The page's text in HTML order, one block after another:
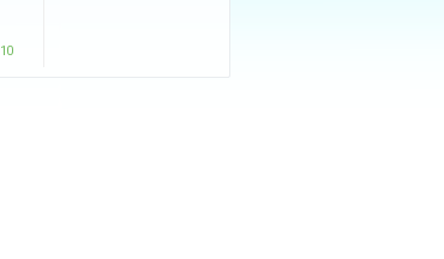
10